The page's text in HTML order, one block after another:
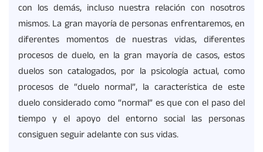
con los demás, incluso nuestra relación con nosotros
mismos. La gran mayoría de personas enfrentaremos, en
diferentes momentos de nuestras vidas, diferentes
procesos de duelo, en la gran mayoría de casos, estos
duelos son catalogados, por la psicología actual, como
procesos de “duelo normal”, la característica de este
duelo considerado como “normal” es que con el paso del
tiempo y el apoyo del entorno social las personas
consiguen seguir adelante con sus vidas.